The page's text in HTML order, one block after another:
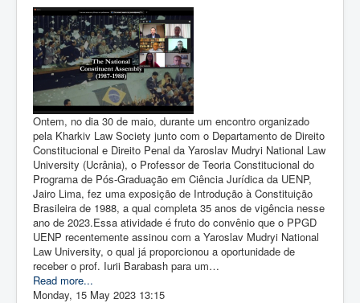
Ontem, no dia 30 de maio, durante um encontro organizado
pela Kharkiv Law Society junto com o Departamento de Direito
Constitucional e Direito Penal da Yaroslav Mudryi National Law
University (Ucrânia), o Professor de Teoria Constitucional do
Programa de Pós-Graduação em Ciência Jurídica da UENP,
Jairo Lima, fez uma exposição de Introdução à Constituição
Brasileira de 1988, a qual completa 35 anos de vigência nesse
ano de 2023.Essa atividade é fruto do convênio que o PPGD
UENP recentemente assinou com a Yaroslav Mudryi National
Law University, o qual já proporcionou a oportunidade de
receber o prof. Iurii Barabash para um…
Read more...
Monday, 15 May 2023 13:15